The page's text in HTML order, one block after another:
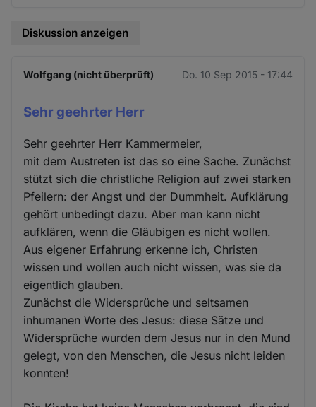
Diskussion anzeigen
Wolfgang (nicht überprüft) Do. 10 Sep 2015 - 17:44
Sehr geehrter Herr
Sehr geehrter Herr Kammermeier,
mit dem Austreten ist das so eine Sache. Zunächst
stützt sich die christliche Religion auf zwei starken
Pfeilern: der Angst und der Dummheit. Aufklärung
gehört unbedingt dazu. Aber man kann nicht
aufklären, wenn die Gläubigen es nicht wollen.
Aus eigener Erfahrung erkenne ich, Christen
wissen und wollen auch nicht wissen, was sie da
eigentlich glauben.
Zunächst die Widersprüche und seltsamen
inhumanen Worte des Jesus: diese Sätze und
Widersprüche wurden dem Jesus nur in den Mund
gelegt, von den Menschen, die Jesus nicht leiden
konnten!